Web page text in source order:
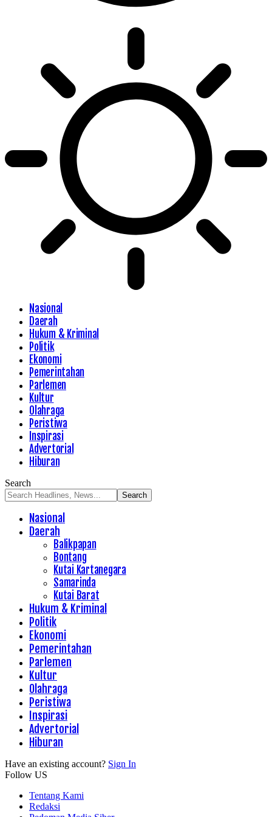
Nasional
Daerah
Hukum & Kriminal
Politik
Ekonomi
Pemerintahan
Parlemen
Kultur
Olahraga
Peristiwa
Inspirasi
Advertorial
Hiburan
Search
Nasional
Daerah
Balikpapan
Bontang
Kutai Kartanegara
Samarinda
Kutai Barat
Hukum & Kriminal
Politik
Ekonomi
Pemerintahan
Parlemen
Kultur
Olahraga
Peristiwa
Inspirasi
Advertorial
Hiburan
Have an existing account? Sign In
Follow US
Tentang Kami
Redaksi